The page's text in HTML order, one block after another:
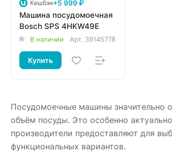
Кешбэк+5 999 ₽
Машина посудомоечная
Bosch SPS 4HKW49E
В наличии Арт. 39145778
Купить
Посудомоечные машины значительно
объём посуды. Это особенно
производители предоставляют для
функциональных вариантов.